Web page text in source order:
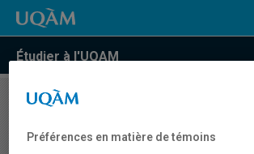
Étudier à l'UQAM
COURS//
sciences humaines et de l'univers
Préférences en matière de témoins